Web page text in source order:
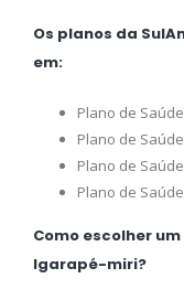
Os planos da
em:
Plano de
Plano de
Plano de
Plano de
Como escolher
Igarapé-miri?